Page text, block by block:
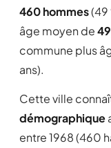
460 hommes(49
âge moyen de
commune plus
ans).
Cette ville
démographique
entre 1968 (460